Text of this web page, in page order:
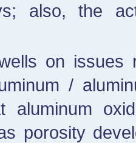
also, the
on issues
/
aluminum
porosity